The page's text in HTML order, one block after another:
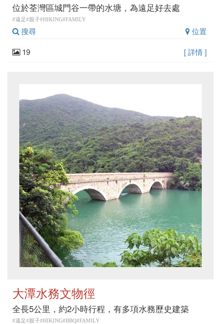
位於荃灣區城門谷一帶的水塘，為遠足好去處
#遠足#親子#HIKING#FAMILY
搜尋
位置
19
[ 詳情 ]
大潭水務文物徑
全長5公里，約2小時行程，有多項水務歷史建築
#遠足#親子#HIKING#BBQ#FAMILY